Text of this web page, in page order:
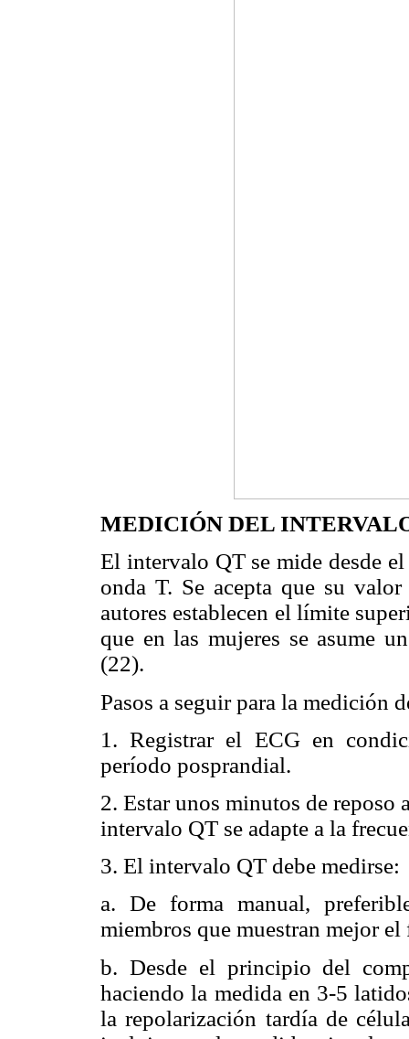
MEDICIÓN DEL
El intervalo QT se mide desde
onda T. Se acepta que su
autores establecen el límite
que en las mujeres se asume
(22).
Pasos a seguir para la medición
1. Registrar el ECG en
período posprandial.
2. Estar unos minutos de reposo
intervalo QT se adapte a la
3. El intervalo QT debe medirse:
a. De forma manual,
miembros que muestran mejor
b. Desde el principio del
haciendo la medida en 3-5
la repolarización tardía de